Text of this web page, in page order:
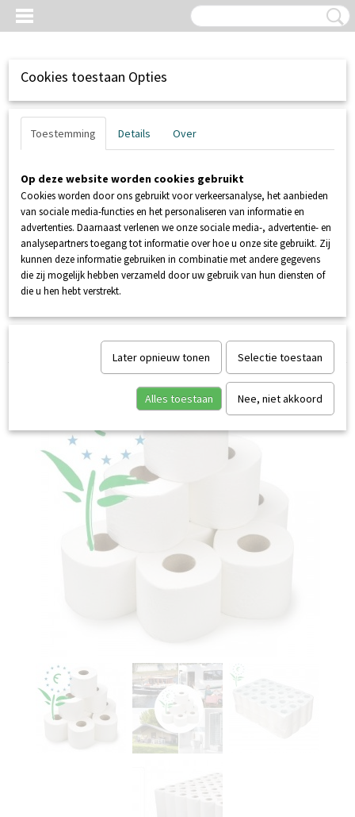
Inloggen Registreren
UW WINKELWAGEN
sneloplossend wc-papier voor broyeur of camping toilet
Cookies toestaan Opties
Toestemming Details Over
Op deze website worden cookies gebruikt
Cookies worden door ons gebruikt voor verkeersanalyse, het aanbieden
van sociale media-functies en het personaliseren van informatie en
advertenties. Daarnaast verlenen we onze sociale media-, advertentie- en
analysepartners toegang tot informatie over hoe u onze site gebruikt. Zij
kunnen deze informatie gebruiken in combinatie met andere gegevens
die zij mogelijk hebben verzameld door uw gebruik van hun diensten of
die u hen hebt verstrekt.
Later opnieuw tonen Selectie toestaan
Alles toestaan Nee, niet akkoord